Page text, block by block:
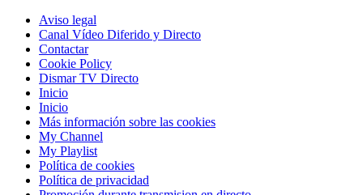
Aviso legal
Canal Vídeo Diferido y Directo
Contactar
Cookie Policy
Dismar TV Directo
Inicio
Inicio
Más información sobre las cookies
My Channel
My Playlist
Política de cookies
Política de privacidad